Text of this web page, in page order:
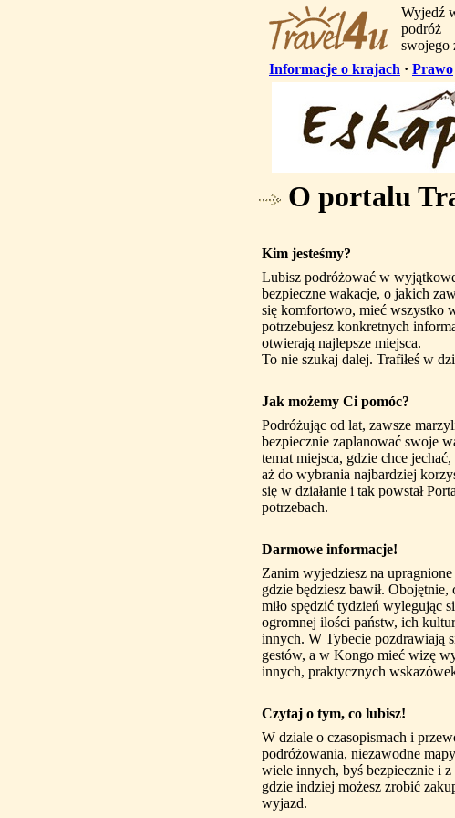
Wyjedź
podróż
swojego
Informacje o krajach · Prawo
O portalu
Kim jesteśmy?
Lubisz podróżować w
bezpieczne wakacje, o jakich
się komfortowo, mieć wszystko
potrzebujesz konkretnych
otwierają najlepsze miejsca.
To nie szukaj dalej. Trafiłeś w
Jak możemy Ci pomóc?
Podróżując od lat, zawsze
bezpiecznie zaplanować swoje
temat miejsca, gdzie chce
aż do wybrania najbardziej
się w działanie i tak powstał
potrzebach.
Darmowe informacje!
Zanim wyjedziesz na
gdzie będziesz bawił.
miło spędzić tydzień wylegując
ogromnej ilości państw, ich
innych. W Tybecie pozdrawiają
gestów, a w Kongo mieć wizę
innych, praktycznych
Czytaj o tym, co lubisz!
W dziale o czasopismach i
podróżowania, niezawodne
wiele innych, byś bezpiecznie i z
gdzie indziej możesz zrobić
wyjazd.